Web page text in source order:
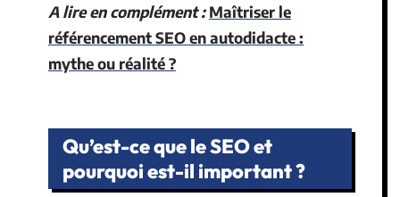
A lire en complément : Maîtriser le
référencement SEO en autodidacte :
mythe ou réalité ?
Qu’est-ce que le SEO et
pourquoi est-il important ?